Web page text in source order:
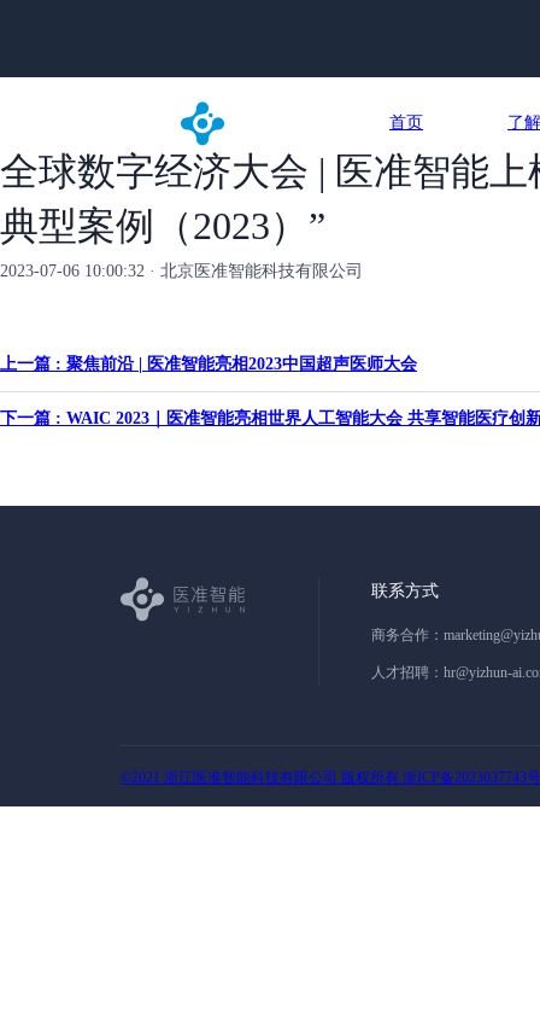
首页 了
全球数字经济大会 | 医准智能
典型案例（2023）”
2023-07-06 10:00:32 · 北京医准智能科技有限公司
上一篇 : 聚焦前沿 | 医准智能亮相2023中国超声医师大会
下一篇 : WAIC 2023｜医准智能亮相世界人工智能大会 共享智能医疗创
联系方式
商务合作：
人才招聘： hr@yizhun-
©2021 浙江医准智能科技有限公司 版权所有 浙ICP备2023037743